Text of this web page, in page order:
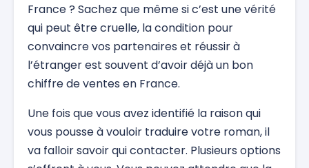
France ? Sachez que même si c’est une vérité
qui peut être cruelle, la condition pour
convaincre vos partenaires et réussir à
l’étranger est souvent d’avoir déjà un bon
chiffre de ventes en France.
Une fois que vous avez identifié la raison qui
vous pousse à vouloir traduire votre roman, il
va falloir savoir qui contacter. Plusieurs options